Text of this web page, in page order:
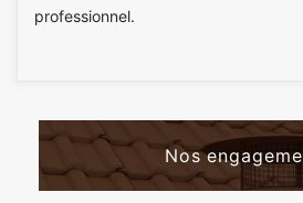
professionnel.
Nos